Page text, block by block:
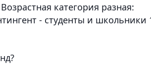
категория разная:
- студенты и школьники